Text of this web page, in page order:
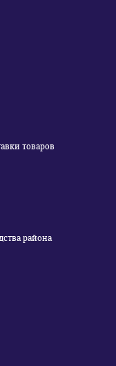
товаров
района